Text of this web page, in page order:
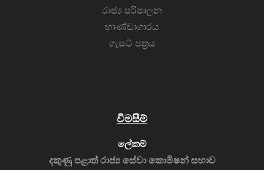
රාජ්‍ය පරිපාලන
භාණ්ඩාගාරය
ගැසට් පත්‍රය
විමසීම්
ලේකම්
දකුණු පළාත් රාජ්‍ය සේවා කොමිෂන් සභාව